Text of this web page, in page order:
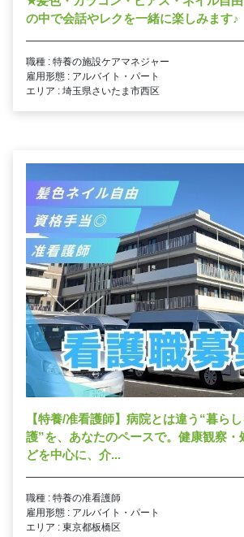
の中で会話やレクを一緒に楽しみます♪
職種 : 特養の施設ケアマネジャー
雇用形態 : アルバイト・パート
エリア : 埼玉県さいたま市西区
【特養/准看護師】病院とは違う“暮ら
護”を、あなたのペースで。健康観察・
どを中心に、介...
職種 : 特養の准看護師
雇用形態 : アルバイト・パート
エリア : 東京都板橋区